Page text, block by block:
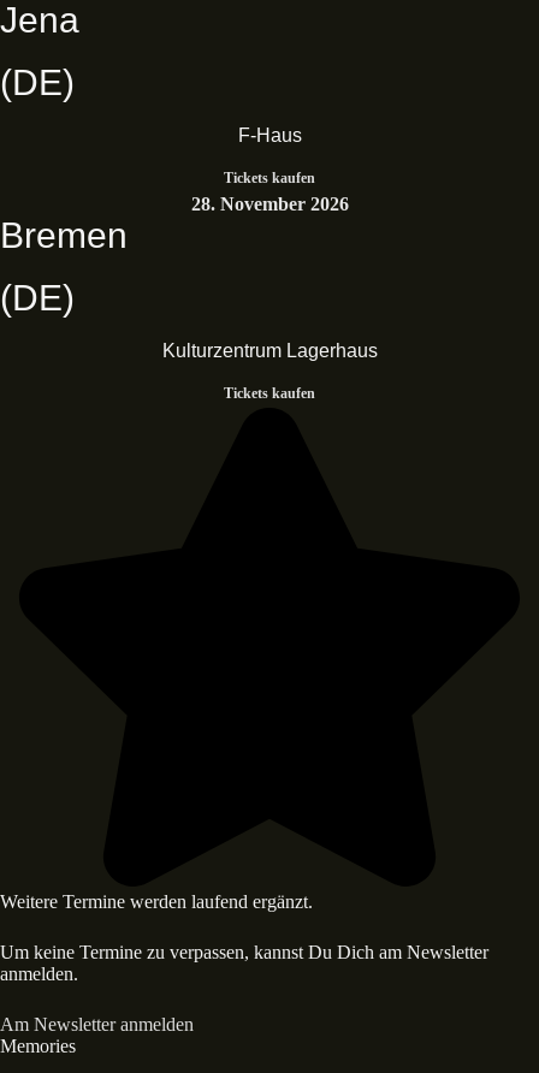
Jena
(DE)
F-Haus
Tickets kaufen
28. November 2026
Bremen
(DE)
Kulturzentrum Lagerhaus
Tickets kaufen
Weitere Termine werden laufend ergänzt.
Um keine Termine zu verpassen, kannst Du Dich am Newsletter
anmelden.
Am Newsletter anmelden
Memories